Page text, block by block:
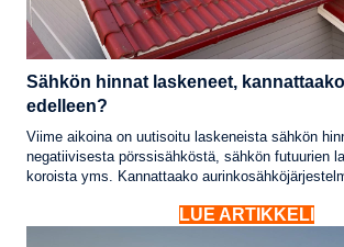
Sähkön hinnat laskeneet,
edelleen?
Viime aikoina on uutisoitu laskeneista sähkön
negatiivisesta pörssisähköstä, sähkön futuurien
koroista yms. Kannattaako
LUE ARTIKKELI